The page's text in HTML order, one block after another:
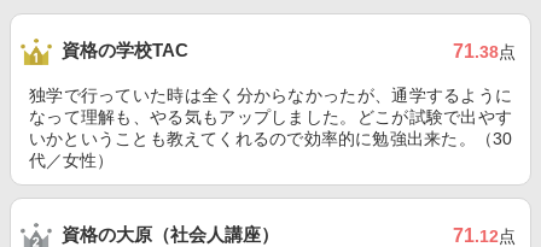
資格の学校TAC 71.38点
独学で行っていた時は全く分からなかったが、通学するように
なって理解も、やる気もアップしました。どこが試験で出やす
いかということも教えてくれるので効率的に勉強出来た。（30
代／女性）
資格の大原（社会人講座） 71.12点